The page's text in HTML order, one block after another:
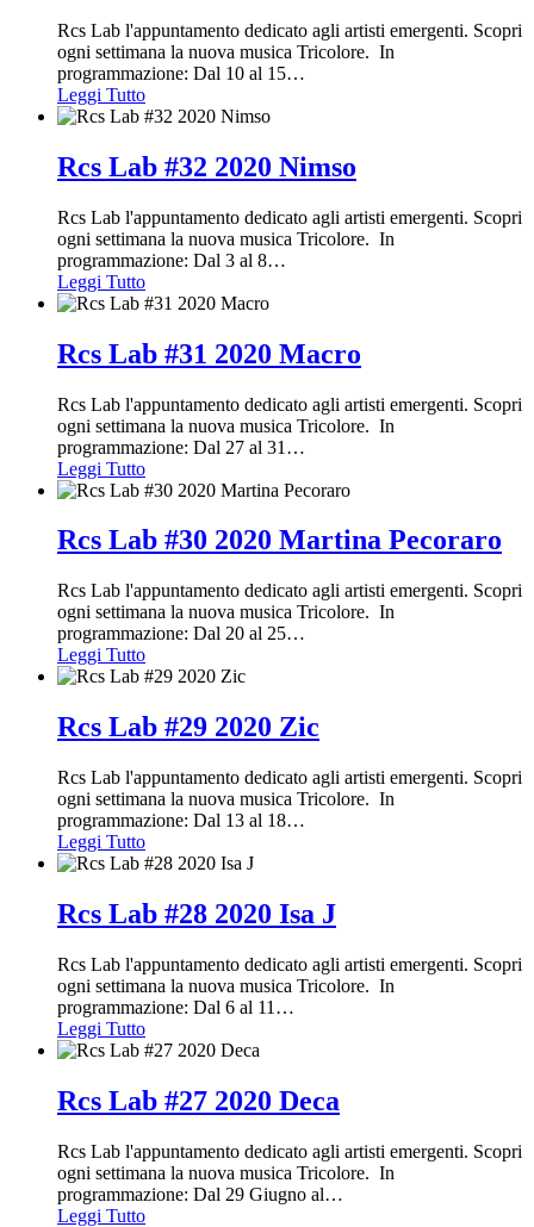
Rcs Lab l'appuntamento dedicato agli artisti emergenti. Scopri
ogni settimana la nuova musica Tricolore. In
programmazione: Dal 10 al 15…
Leggi Tutto
Rcs Lab #32 2020 Nimso
Rcs Lab l'appuntamento dedicato agli artisti emergenti. Scopri
ogni settimana la nuova musica Tricolore. In
programmazione: Dal 3 al 8…
Leggi Tutto
Rcs Lab #31 2020 Macro
Rcs Lab l'appuntamento dedicato agli artisti emergenti. Scopri
ogni settimana la nuova musica Tricolore. In
programmazione: Dal 27 al 31 …
Leggi Tutto
Rcs Lab #30 2020 Martina Pecoraro
Rcs Lab l'appuntamento dedicato agli artisti emergenti. Scopri
ogni settimana la nuova musica Tricolore. In
programmazione: Dal 20 al 25…
Leggi Tutto
Rcs Lab #29 2020 Zic
Rcs Lab l'appuntamento dedicato agli artisti emergenti. Scopri
ogni settimana la nuova musica Tricolore. In
programmazione: Dal 13 al 18…
Leggi Tutto
Rcs Lab #28 2020 Isa J
Rcs Lab l'appuntamento dedicato agli artisti emergenti. Scopri
ogni settimana la nuova musica Tricolore. In
programmazione: Dal 6 al 11 …
Leggi Tutto
Rcs Lab #27 2020 Deca
Rcs Lab l'appuntamento dedicato agli artisti emergenti. Scopri
ogni settimana la nuova musica Tricolore. In
programmazione: Dal 29 Giugno al…
Leggi Tutto